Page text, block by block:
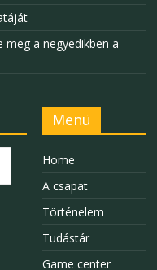
a negyedikben a
Menü
Home
A csapat
Történelem
Tudástár
Game center